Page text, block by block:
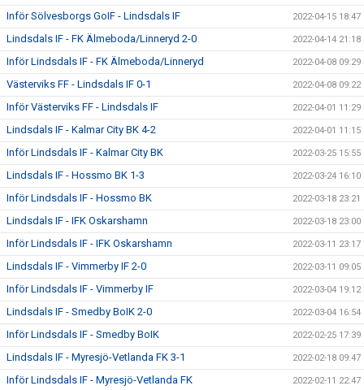
Inför Sölvesborgs GoIF - Lindsdals IF 2022-04-15 18:47
Lindsdals IF - FK Älmeboda/Linneryd 2-0 2022-04-14 21:18
Inför Lindsdals IF - FK Älmeboda/Linneryd 2022-04-08 09:29
Västerviks FF - Lindsdals IF 0-1 2022-04-08 09:22
Inför Västerviks FF - Lindsdals IF 2022-04-01 11:29
Lindsdals IF - Kalmar City BK 4-2 2022-04-01 11:15
Inför Lindsdals IF - Kalmar City BK 2022-03-25 15:55
Lindsdals IF - Hossmo BK 1-3 2022-03-24 16:10
Inför Lindsdals IF - Hossmo BK 2022-03-18 23:21
Lindsdals IF - IFK Oskarshamn 2022-03-18 23:00
Inför Lindsdals IF - IFK Oskarshamn 2022-03-11 23:17
Lindsdals IF - Vimmerby IF 2-0 2022-03-11 09:05
Inför Lindsdals IF - Vimmerby IF 2022-03-04 19:12
Lindsdals IF - Smedby BoIK 2-0 2022-03-04 16:54
Inför Lindsdals IF - Smedby BoIK 2022-02-25 17:39
Lindsdals IF - Myresjö-Vetlanda FK 3-1 2022-02-18 09:47
Inför Lindsdals IF - Myresjö-Vetlanda FK 2022-02-11 22:47